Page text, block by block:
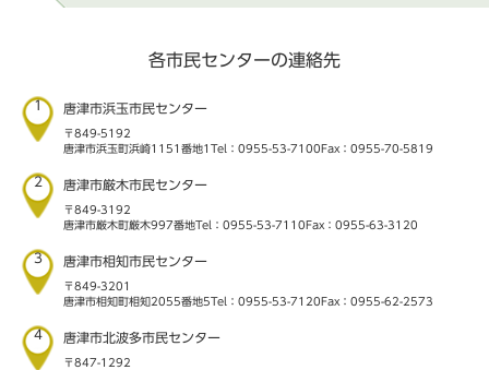
各市民センターの連絡先
1 唐津市浜玉市民センター
〒849-5192
唐津市浜玉町浜崎1151番地1 Tel：0955-53-7100 Fax：0955-70-5819
2 唐津市厳木市民センター
〒849-3192
唐津市厳木町厳木997番地Tel：0955-53-7110 Fax：0955-63-3120
3 唐津市相知市民センター
〒849-3201
唐津市相知町相知2055番地5Tel：0955-53-7120 Fax：0955-62-2573
4 唐津市北波多市民センター
〒847-1292